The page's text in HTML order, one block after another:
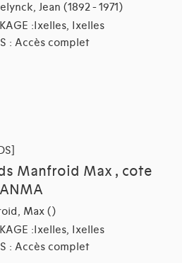
Jean (1892 - 1971)
:Ixelles, Ixelles
: Accès complet
Manfroid Max , cote
Max ()
:Ixelles, Ixelles
: Accès complet